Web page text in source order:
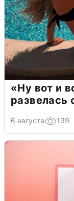
«Ну вот и
6 августа 139